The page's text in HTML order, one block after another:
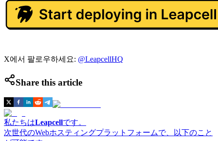
X에서 팔로우하세요: @LeapcellHQ
Share this article
私たちはLeapcellです。
次世代のWebホスティングプラットフォームで、以下のこと